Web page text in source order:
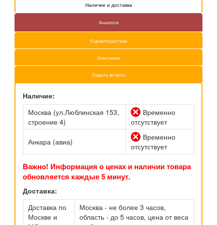
Наличие и доставка
Аналоги
Характеристики
Описание
Задать вопрос
Наличие:
Москва (ул.Люблинская 153,
строение 4)
Временно
отсутствует
Анкара (авиа)
Временно
отсутствует
Важно! Информация о ценах и наличии товара
обновляется каждые 5 минут.
Доставка:
Доставка по
Москве и
Москва - не более 3 часов,
область - до 5 часов, цена от веса